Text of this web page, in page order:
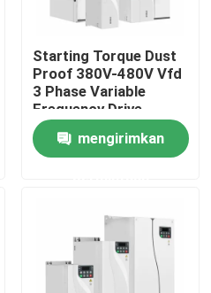
Starting Torque Dust
Proof 380V-480V Vfd
3 Phase Variable
Frequency Drive
Cabinet System Untuk
Crane mengirimkan